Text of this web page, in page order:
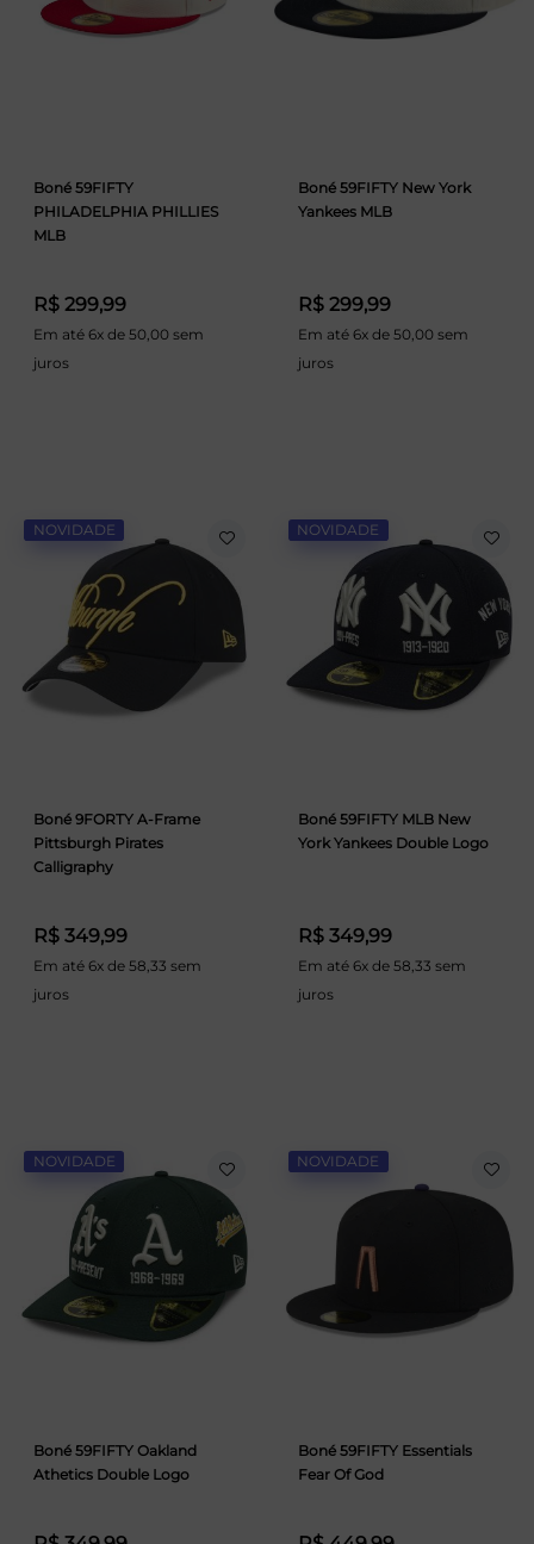
Boné 59FIFTY
PHILADELPHIA PHILLIES
MLB
R$ 299,99
Em até 6x de 50,00 sem
juros
Boné 59FIFTY New York
Yankees MLB
R$ 299,99
Em até 6x de 50,00 sem
juros
NOVIDADE
Boné 9FORTY A-Frame
Pittsburgh Pirates
Calligraphy
R$ 349,99
Em até 6x de 58,33 sem
juros
NOVIDADE
Boné 59FIFTY MLB New
York Yankees Double Logo
R$ 349,99
Em até 6x de 58,33 sem
juros
NOVIDADE
Boné 59FIFTY Oakland
Athetics Double Logo
NOVIDADE
Boné 59FIFTY Essentials
Fear Of God